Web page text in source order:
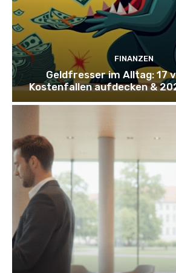
FINANZEN
Geldfresser im Alltag: 17
Kostenfallen aufdecken &